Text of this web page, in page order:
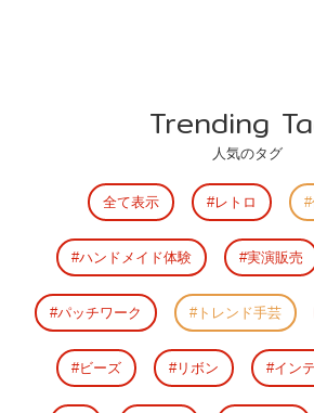
Trending
人気のタグ
全て表示 レトロ
ハンドメイド体験 実演販売
パッチワーク トレンド手芸
ビーズ リボン イン